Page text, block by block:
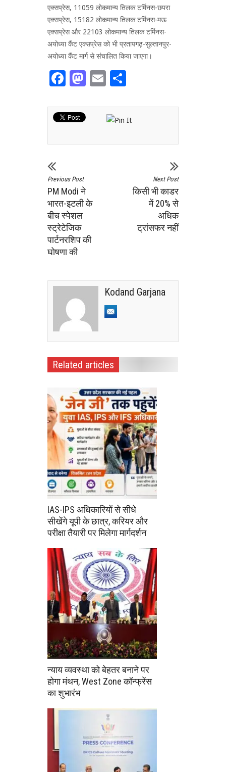
एक्सप्रेस, 11059 लोकमान्य तिलक टर्मिनस-छपरा
एक्सप्रेस, 15182 लोकमान्य तिलक टर्मिनस-मऊ
एक्सप्रेस और 22103 लोकमान्य तिलक टर्मिनस-
अयोध्या कैंट एक्सप्रेस को भी प्रतापगढ़-सुल्तानपुर-
अयोध्या कैंट मार्ग से संचालित किया जाएगा।
Facebook
Mastodon
Email
Previous Post
PM Modi ने
भारत-इटली के
बीच स्पेशल
स्ट्रेटेजिक
पार्टनरशिप की
घोषणा की
Next Post
किसी भी काडर
में 20% से
अधिक
ट्रांसफर नहीं
Kodand Garjana
Related articles
IAS-IPS अधिकारियों से सीधे
सीखेंगे यूपी के छात्र, करियर और
परीक्षा तैयारी पर मिलेगा मार्गदर्शन
न्याय व्यवस्था को बेहतर बनाने पर
होगा मंथन, West Zone कॉन्फ्रेंस
का शुभारंभ